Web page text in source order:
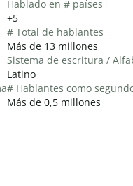
Hablado en # países
+5
# Total de hablantes
Más de 13 millones
Sistema de escritura /
Latino
# Hablantes como
Más de 0,5 millones